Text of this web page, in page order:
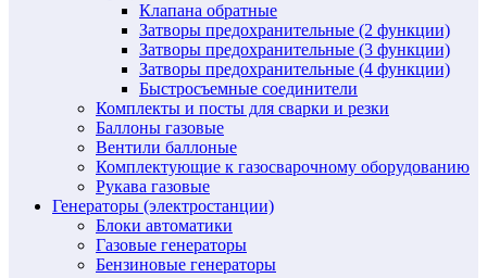
Клапана обратные
Затворы предохранительные (2 функции)
Затворы предохранительные (3 функции)
Затворы предохранительные (4 функции)
Быстросъемные соединители
Комплекты и посты для сварки и резки
Баллоны газовые
Вентили баллоные
Комплектующие к газосварочному оборудованию
Рукава газовые
Генераторы (электростанции)
Блоки автоматики
Газовые генераторы
Бензиновые генераторы